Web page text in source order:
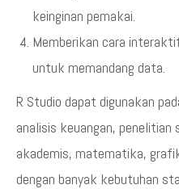
keinginan pemakai.
Memberikan cara
untuk memandang data.
R Studio dapat digunakan
analisis keuangan,
akademis, matematika,
dengan banyak kebutuhan